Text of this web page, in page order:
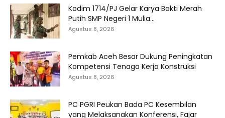
Kodim 1714/PJ Gelar Karya Bakti Merah
Putih SMP Negeri 1 Mulia...
Agustus 8, 2026
Pemkab Aceh Besar Dukung Peningkatan
Kompetensi Tenaga Kerja Konstruksi
Agustus 8, 2026
PC PGRI Peukan Bada PC Kesembilan
yang Melaksanakan Konferensi, Fajar